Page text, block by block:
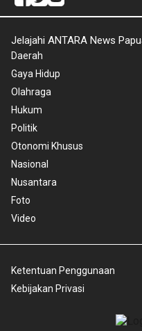
Jelajahi ANTARA News
Daerah
Gaya Hidup
Olahraga
Hukum
Politik
Otonomi Khusus
Nasional
Nusantara
Foto
Video
Ketentuan Penggunaan
Kebijakan Privasi